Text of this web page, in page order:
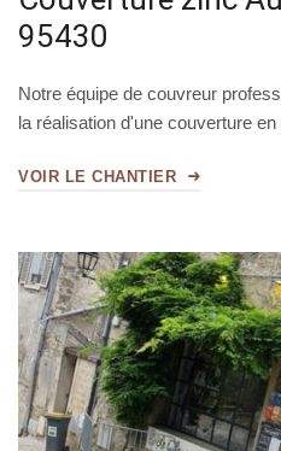
95430
Notre équipe de couvreur
la réalisation d'une couverture
VOIR LE CHANTIER